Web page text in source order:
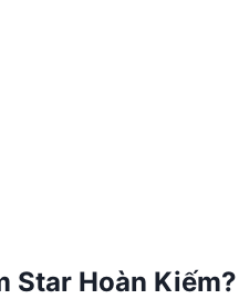
Star Hoàn Kiếm?